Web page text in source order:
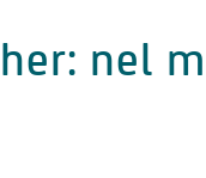
nel